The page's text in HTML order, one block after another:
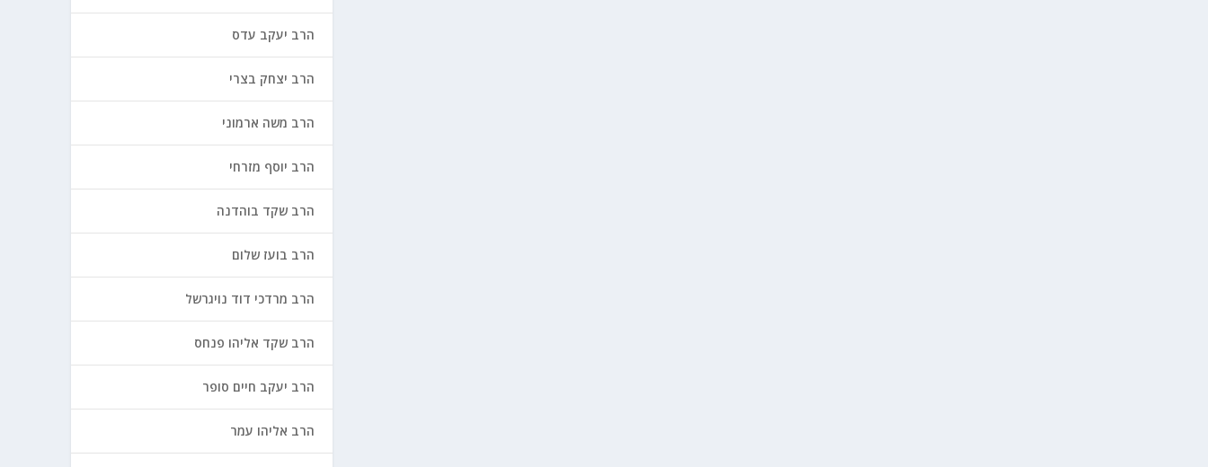
הרב יעקב עדס
הרב יצחק בצרי
הרב משה ארמוני
הרב יוסף מזרחי
הרב שקד בוהדנה
הרב בועז שלום
הרב מרדכי דוד נויגרשל
הרב שקד אליהו פנחס
הרב יעקב חיים סופר
הרב אליהו עמר